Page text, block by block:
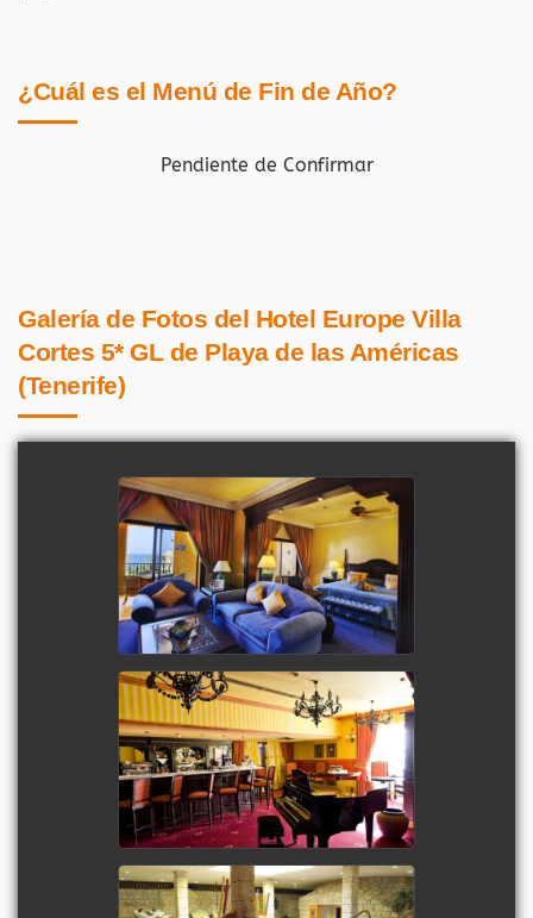
¿Cuál es el Menú de Fin de Año?
Pendiente de Confirmar
Galería de Fotos del Hotel Europe Villa
Cortes 5* GL de Playa de las Américas
(Tenerife)